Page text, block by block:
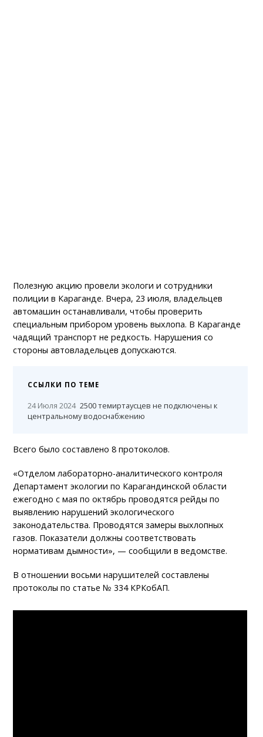
Полезную акцию провели экологи и сотрудники
полиции в Караганде. Вчера, 23 июля, владельцев
автомашин останавливали, чтобы проверить
специальным прибором уровень выхлопа. В Караганде
чадящий транспорт не редкость. Нарушения со
стороны автовладельцев допускаются.
ССЫЛКИ ПО ТЕМЕ
24 Июля 2024 2500 темиртаусцев не подключены к
центральному водоснабжению
Всего было составлено 8 протоколов.
«Отделом лабораторно-аналитического контроля
Департамент экологии по Карагандинской области
ежегодно с мая по октябрь проводятся рейды по
выявлению нарушений экологического
законодательства. Проводятся замеры выхлопных
газов. Показатели должны соответствовать
нормативам дымности», — сообщили в ведомстве.
В отношении восьми нарушителей составлены
протоколы по статье № 334 КРКобАП.